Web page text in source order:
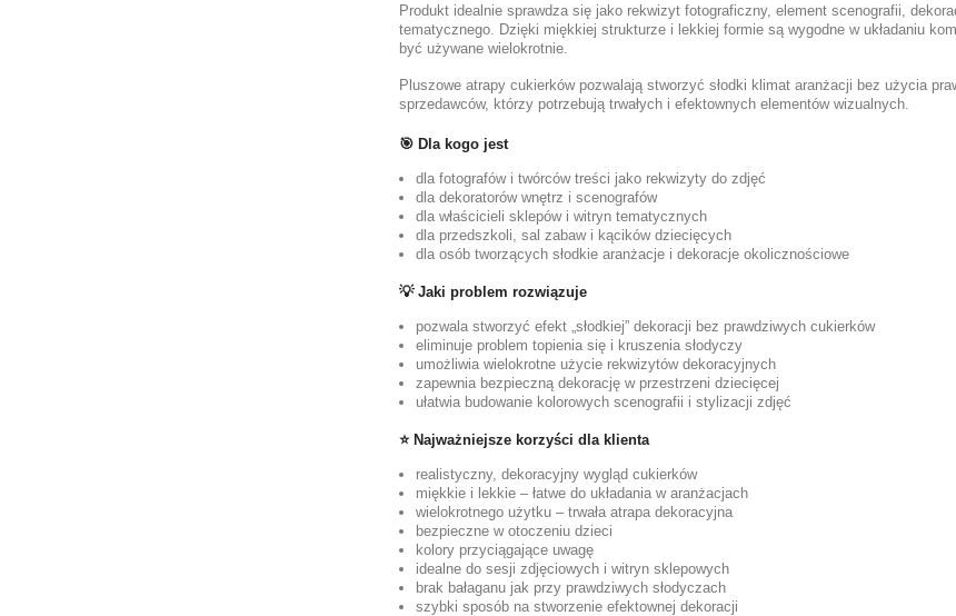
Produkt idealnie sprawdza się jako rekwizyt fotograficzny, element scenografii,
tematycznego. Dzięki miękkiej strukturze i lekkiej formie są wygodne w układaniu
być używane wielokrotnie.
Pluszowe atrapy cukierków pozwalają stworzyć słodki klimat aranżacji bez użycia
sprzedawców, którzy potrzebują trwałych i efektownych elementów wizualnych.
🎯 Dla kogo jest
dla fotografów i twórców treści jako rekwizyty do zdjęć
dla dekoratorów wnętrz i scenografów
dla właścicieli sklepów i witryn tematycznych
dla przedszkoli, sal zabaw i kącików dziecięcych
dla osób tworzących słodkie aranżacje i dekoracje okolicznościowe
💡 Jaki problem rozwiązuje
pozwala stworzyć efekt „słodkiej” dekoracji bez prawdziwych cukierków
eliminuje problem topienia się i kruszenia słodyczy
umożliwia wielokrotne użycie rekwizytów dekoracyjnych
zapewnia bezpieczną dekorację w przestrzeni dziecięcej
ułatwia budowanie kolorowych scenografii i stylizacji zdjęć
⭐ Najważniejsze korzyści dla klienta
realistyczny, dekoracyjny wygląd cukierków
miękkie i lekkie – łatwe do układania w aranżacjach
wielokrotnego użytku – trwała atrapa dekoracyjna
bezpieczne w otoczeniu dzieci
kolory przyciągające uwagę
idealne do sesji zdjęciowych i witryn sklepowych
brak bałaganu jak przy prawdziwych słodyczach
szybki sposób na stworzenie efektownej dekoracji